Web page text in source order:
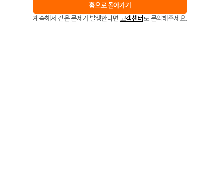
홈으로 돌아가기
계속해서 같은 문제가 발생한다면 고객센터로 문의해주세요.